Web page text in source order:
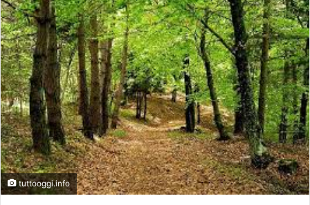
tuttooggi.info